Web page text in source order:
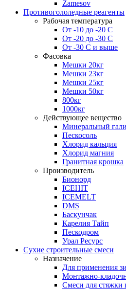
Zamesov
Противогололедные реагенты
Рабочая температура
От -10 до -20 С
От -20 до -30 С
От -30 С и выше
Фасовка
Мешки 20кг
Мешки 23кг
Мешки 25кг
Мешки 50кг
800кг
1000кг
Действующее вещество
Минеральный
Пескосоль
Хлорид кальция
Хлорид магния
Гранитная крошка
Производитель
Бионорд
ICEHIT
ICEMELT
DMS
Баскунчак
Карелия Тайп
Пескодром
Урал Ресурс
Сухие строительные смеси
Назначение
Для применения
Монтажно-
Смеси для стяжки